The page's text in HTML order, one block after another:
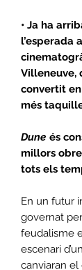
• Ja ha
l’esperada
Villeneuve,
convertit
més
Dune és
millors
tots els
En un futur
governat
feudalisme
escenari
canviaran el